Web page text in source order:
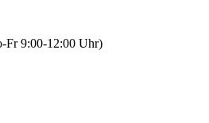
Fr 9:00-12:00 Uhr)